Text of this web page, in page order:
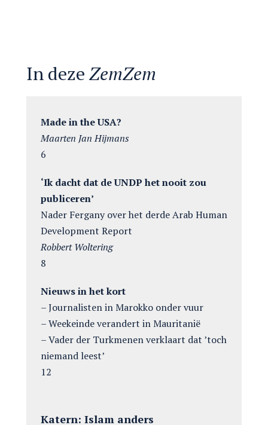
In deze ZemZem
Made in the USA?
Maarten Jan Hijmans
6
‘Ik dacht dat de UNDP het nooit zou
publiceren’
Nader Fergany over het derde Arab Human
Development Report
Robbert Woltering
8
Nieuws in het kort
– Journalisten in Marokko onder vuur
– Weekeinde verandert in Mauritanië
– Vader der Turkmenen verklaart dat ’toch
niemand leest’
12
Katern: Islam anders